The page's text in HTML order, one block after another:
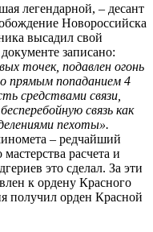
легендарной, – десант
Новороссийска
высадил свой
записано:
точек, подавлен огонь
прямым попаданием 4
средствами связи,
связь как
пехоты».
– редчайший
расчета и
это сделал. За эти
к ордену Красного
получил орден Красной